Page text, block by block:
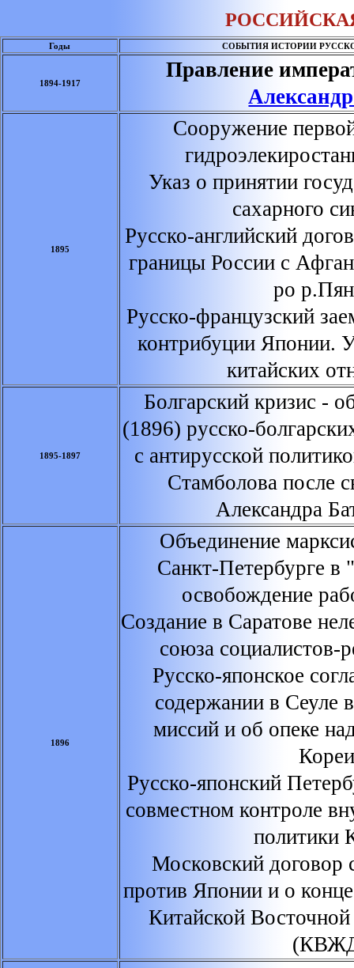
Годы СОБЫТИЯ ИСТОРИИ
1894-1917
Правление
1895
Сооружение
Указ о принятии
сахарного
Русско-английский
границы России с
ро
Русско-французский
контрибуции Японии.
китайских
1895-1897
Болгарский кризис -
(1896) русско-
с антирусской
Стамболова после
Александра
1896
Объединение
Санкт-Петербурге
освобождение
Создание в Саратове
союза социалистов-
Русско-японское
содержании в Сеуле
миссий и об опеке
Русско-японский
совместном контроле
политики
Московский договор
против Японии и о
Китайской